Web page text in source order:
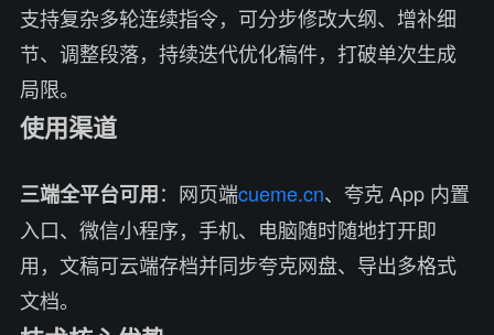
支持复杂多轮连续指令，可分步修改大纲、增补细
节、调整段落，持续迭代优化稿件，打破单次生成
局限。
使用渠道
三端全平台可用：网页端cueme.cn、夸克 App 内置
入口、微信小程序，手机、电脑随时随地打开即
用，文稿可云端存档并同步夸克网盘、导出多格式
文档。